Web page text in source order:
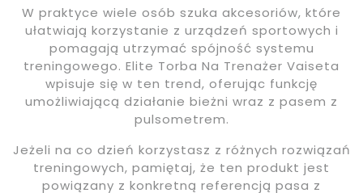
W praktyce wiele osób szuka akcesoriów, które
ułatwiają korzystanie z urządzeń sportowych i
pomagają utrzymać spójność systemu
treningowego. Elite Torba Na Trenażer Vaiseta
wpisuje się w ten trend, oferując funkcję
umożliwiającą działanie bieżni wraz z pasem z
pulsometrem.
Jeżeli na co dzień korzystasz z różnych rozwiązań
treningowych, pamiętaj, że ten produkt jest
powiązany z konkretną referencją pasa z